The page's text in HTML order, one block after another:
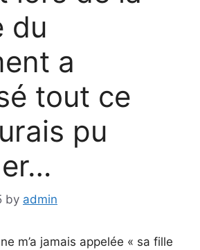
du
a
tout ce
pu
by admin
m’a jamais appelée « sa fille